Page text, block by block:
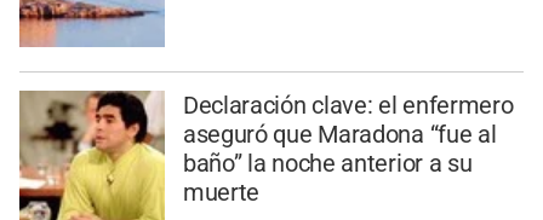
Declaración clave: el enfermero
aseguró que Maradona “fue al
baño” la noche anterior a su
muerte